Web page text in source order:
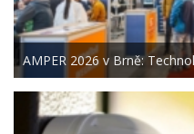
AMPER 2026 v Brně: